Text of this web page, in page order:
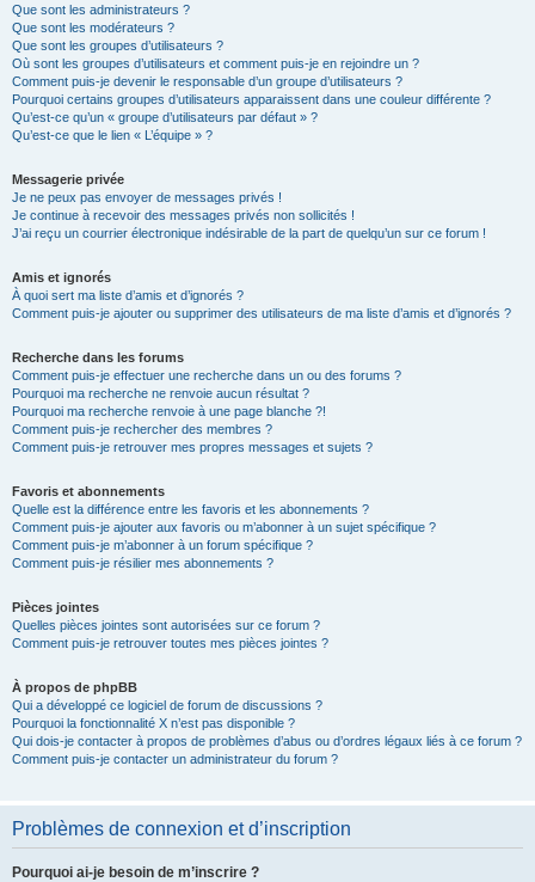
Que sont les administrateurs ?
Que sont les modérateurs ?
Que sont les groupes d’utilisateurs ?
Où sont les groupes d’utilisateurs et comment puis-je en rejoindre un ?
Comment puis-je devenir le responsable d’un groupe d’utilisateurs ?
Pourquoi certains groupes d’utilisateurs apparaissent dans une couleur différente ?
Qu’est-ce qu’un « groupe d’utilisateurs par défaut » ?
Qu’est-ce que le lien « L’équipe » ?
Messagerie privée
Je ne peux pas envoyer de messages privés !
Je continue à recevoir des messages privés non sollicités !
J’ai reçu un courrier électronique indésirable de la part de quelqu’un sur ce forum !
Amis et ignorés
À quoi sert ma liste d’amis et d’ignorés ?
Comment puis-je ajouter ou supprimer des utilisateurs de ma liste d’amis et d’ignorés ?
Recherche dans les forums
Comment puis-je effectuer une recherche dans un ou des forums ?
Pourquoi ma recherche ne renvoie aucun résultat ?
Pourquoi ma recherche renvoie à une page blanche ?!
Comment puis-je rechercher des membres ?
Comment puis-je retrouver mes propres messages et sujets ?
Favoris et abonnements
Quelle est la différence entre les favoris et les abonnements ?
Comment puis-je ajouter aux favoris ou m’abonner à un sujet spécifique ?
Comment puis-je m’abonner à un forum spécifique ?
Comment puis-je résilier mes abonnements ?
Pièces jointes
Quelles pièces jointes sont autorisées sur ce forum ?
Comment puis-je retrouver toutes mes pièces jointes ?
À propos de phpBB
Qui a développé ce logiciel de forum de discussions ?
Pourquoi la fonctionnalité X n’est pas disponible ?
Qui dois-je contacter à propos de problèmes d’abus ou d’ordres légaux liés à ce forum ?
Comment puis-je contacter un administrateur du forum ?
Problèmes de connexion et d’inscription
Pourquoi ai-je besoin de m’inscrire ?